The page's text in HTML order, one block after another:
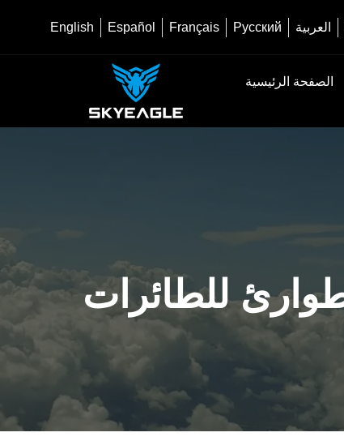
English Español Français Русский العربية
الصفحة الرئيسية